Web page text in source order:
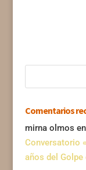
Comentarios
mirna olmos en
Conversatorio
años del Golpe